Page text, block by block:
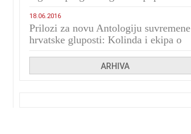
18.06.2016
Prilozi za novu Antologiju suvremene
hrvatske gluposti: Kolinda i ekipa o
ARHIVA